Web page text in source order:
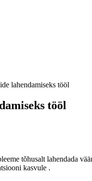
lahendamiseks tööl
tööl
tõhusalt lahendada
kasvule .